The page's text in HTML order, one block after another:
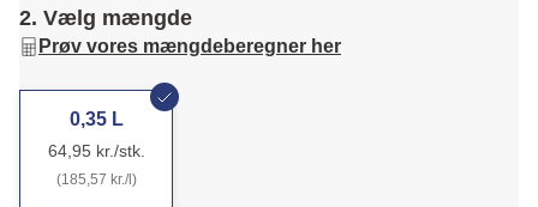
2. Vælg mængde
Prøv vores mængdeberegner her
0,35 L
64,95 kr./stk.
(185,57 kr./l)